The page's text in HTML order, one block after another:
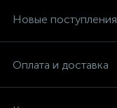
Новые поступления
Оплата и доставка